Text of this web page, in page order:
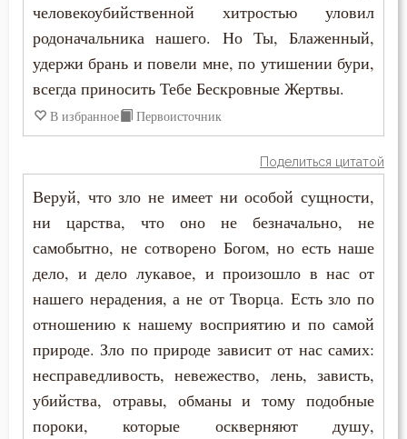
человекоубийственной хитростью уловил
родоначальника нашего. Но Ты, Блаженный,
удержи брань и повели мне, по утишении бури,
всегда приносить Тебе Бескровные Жертвы.
В избранное Первоисточник
Поделиться цитатой
Веруй, что зло не имеет ни особой сущности,
ни царства, что оно не безначально, не
самобытно, не сотворено Богом, но есть наше
дело, и дело лукавое, и произошло в нас от
нашего нерадения, а не от Творца. Есть зло по
отношению к нашему восприятию и по самой
природе. Зло по природе зависит от нас самих:
несправедливость, невежество, лень, зависть,
убийства, отравы, обманы и тому подобные
пороки, которые оскверняют душу,